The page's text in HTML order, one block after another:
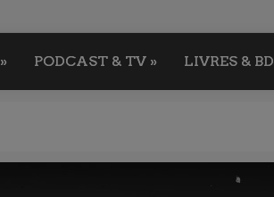
» PODCAST & TV » LIVRES & BD